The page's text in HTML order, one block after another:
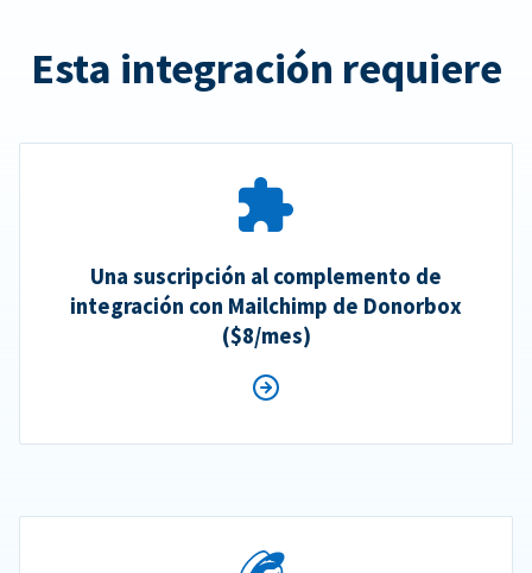
Esta integración requiere
Una suscripción al complemento de
integración con Mailchimp de Donorbox
($8/mes)